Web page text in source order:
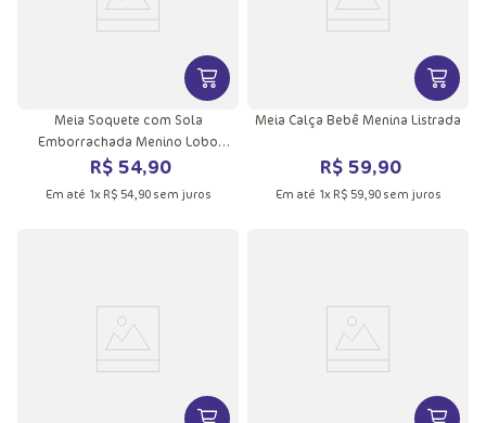
VER MAIS INFORMAÇÕES DO
Meia Soquete com Sola
Emborrachada Menino Lobo
Space
R$ 54,90
Em até 1x R$ 54,90sem juros
VER
Meia Calça Bebê Menina Listrada
R$ 59,90
Em até 1x R$ 59,90sem juros